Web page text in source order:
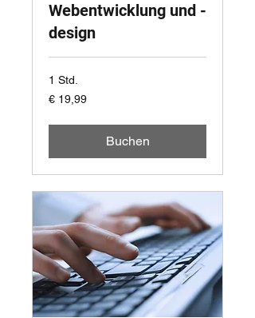
Webentwicklung und -
design
1 Std.
19,99
Euro
€ 19,99
Buchen